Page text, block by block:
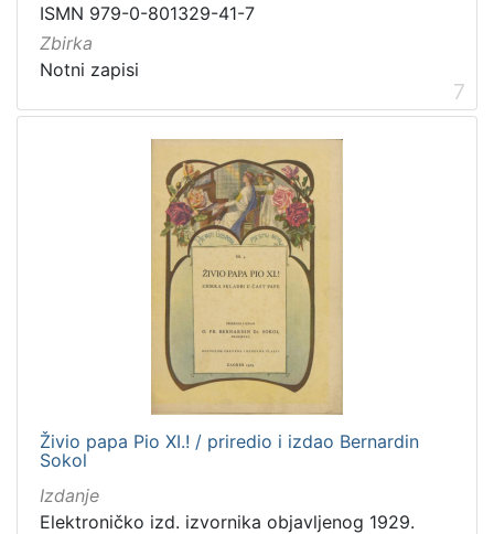
ISMN 979-0-801329-41-7
Zbirka
Notni zapisi
7
Živio papa Pio XI.! / priredio i izdao Bernardin
Sokol
Izdanje
Elektroničko izd. izvornika objavljenog 1929.